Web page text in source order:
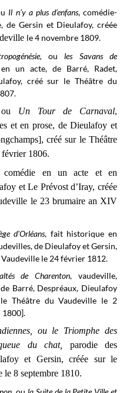
Il n’y a plus d’enfans, comédie-
de Gersin et Dieulafoy, créée
le 4 novembre 1809.
ou les Savans de
un acte, de Barré, Radet,
créé sur le Théâtre du
ou Un Tour de Carnaval,
et en prose, de Dieulafoy et
créé sur le Théâtre
février 1806.
en un acte et en
et Le Prévost d’Iray, créée
le 23 brumaire an XIV
d’Orléans, fait historique en
de Dieulafoy et Gersin,
le 24 février 1812.
de Charenton, vaudeville,
Barré, Despréaux, Dieulafoy
Théâtre du Vaudeville le 2
1800].
ou le Triomphe des
du chat, parodie des
et Gersin, créée sur le
le 8 septembre 1810.